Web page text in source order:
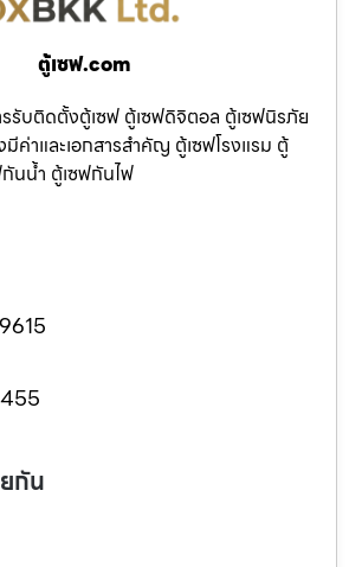
ตู้เซฟ.com
รับติดตั้งตู้เซฟ ตู้เซฟดิจิตอล ตู้เซฟนิรภัย
ค่าและเอกสารสำคัญ ตู้เซฟโรงแรม ตู้
นน้ำ ตู้เซฟกันไฟ
กัน